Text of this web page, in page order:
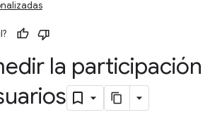
la participación